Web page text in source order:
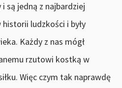
i są jedną z najbardziej
ludzkości i były
Każdy z nas mógł
rzutowi kostką w
Więc czym tak naprawdę